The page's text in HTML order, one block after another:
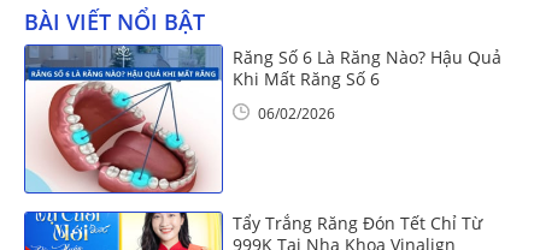
BÀI VIẾT NỔI BẬT
Răng Số 6 Là Răng Nào? Hậu Quả
Khi Mất Răng Số 6
06/02/2026
Tẩy Trắng Răng Đón Tết Chỉ Từ
999K Tại Nha Khoa Vinalign